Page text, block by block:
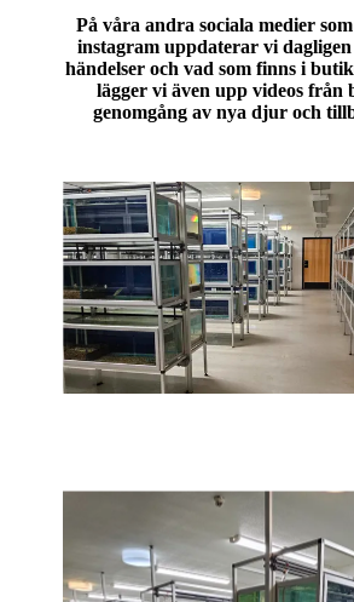
På våra andra sociala medier
instagram uppdaterar vi
händelser och vad som finns i
lägger vi även upp videos från
genomgång av nya djur och